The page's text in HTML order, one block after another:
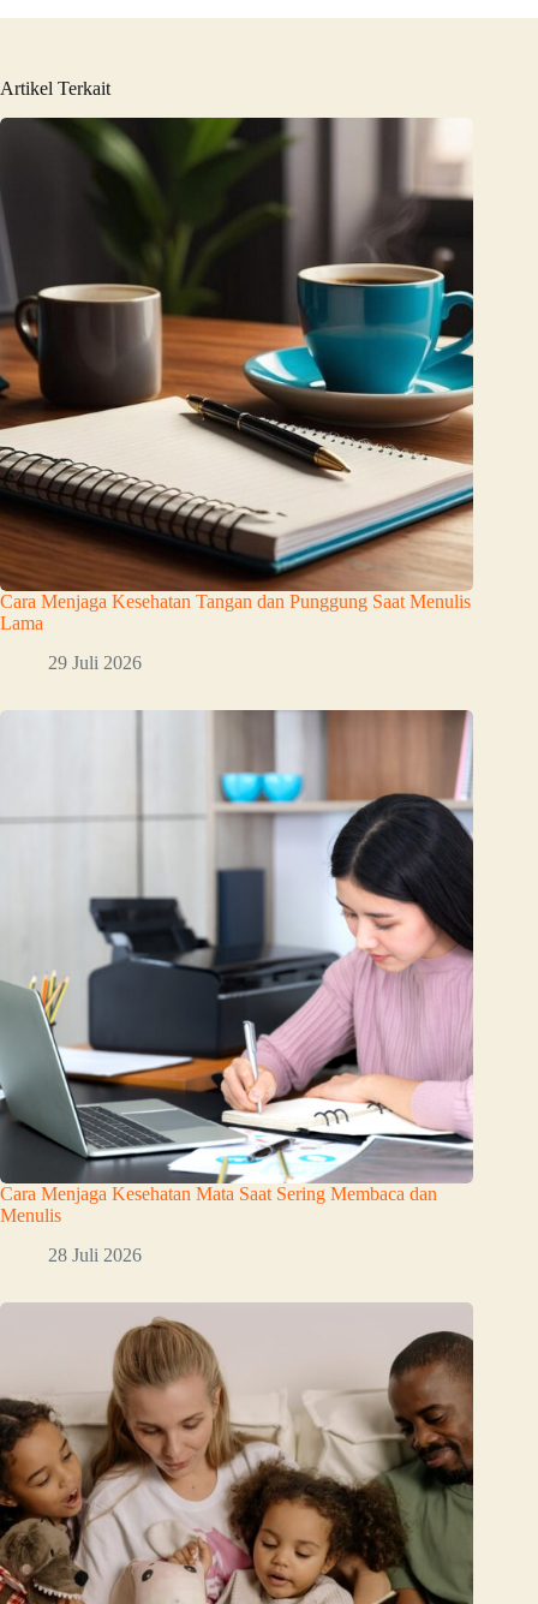
Artikel Terkait
Cara Menjaga Kesehatan Tangan dan Punggung Saat Menulis
Lama
29 Juli 2026
Cara Menjaga Kesehatan Mata Saat Sering Membaca dan
Menulis
28 Juli 2026